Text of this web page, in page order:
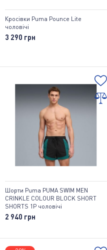
Кросівки Puma Pounce Lite
чоловічі
3 290 грн
Шорти Puma PUMA SWIM MEN
CRINKLE COLOUR BLOCK SHORT
SHORTS 1P чоловічі
2 940 грн